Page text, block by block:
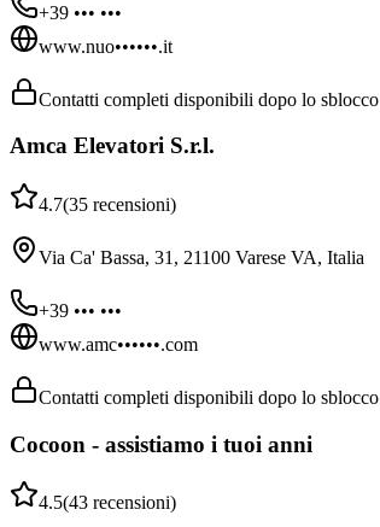
+39 ••• •••
www.nuo••••••.it
Contatti completi disponibili dopo lo sblocco
Amca Elevatori S.r.l.
4.7(35 recensioni)
Via Ca' Bassa, 31, 21100 Varese VA, Italia
+39 ••• •••
www.amc••••••.com
Contatti completi disponibili dopo lo sblocco
Cocoon - assistiamo i tuoi anni
4.5(43 recensioni)